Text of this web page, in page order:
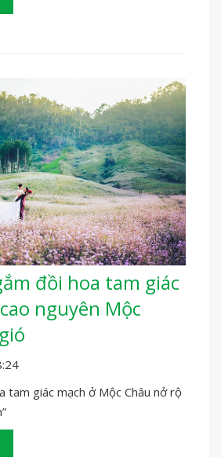
đồi hoa tam giác
nguyên Mộc
tam giác mạch ở Mộc Châu nở rộ